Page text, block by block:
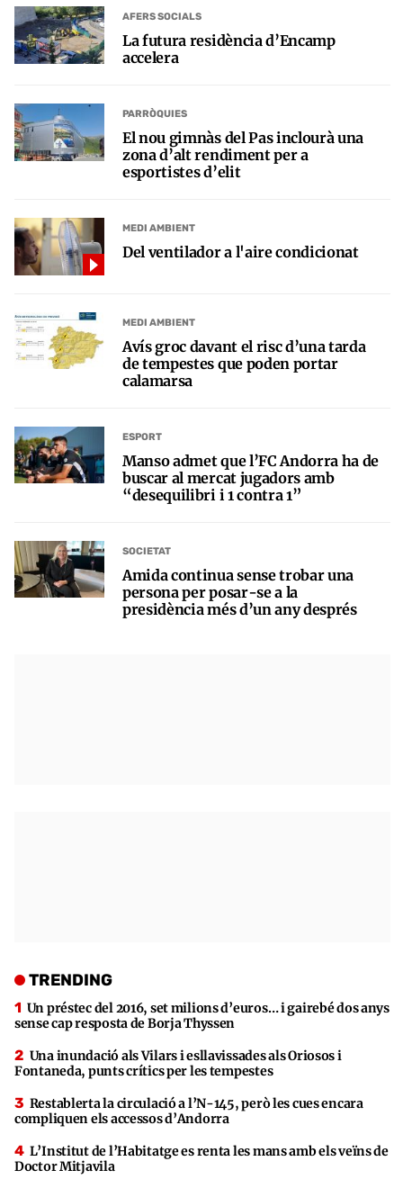
AFERS SOCIALS
La futura residència d’Encamp
accelera
PARRÒQUIES
El nou gimnàs del Pas inclourà una
zona d’alt rendiment per a
esportistes d’elit
MEDI AMBIENT
Del ventilador a l'aire condicionat
MEDI AMBIENT
Avís groc davant el risc d’una tarda
de tempestes que poden portar
calamarsa
ESPORT
Manso admet que l’FC Andorra ha de
buscar al mercat jugadors amb
“desequilibri i 1 contra 1”
SOCIETAT
Amida continua sense trobar una
persona per posar-se a la
presidència més d’un any després
TRENDING
Un préstec del 2016, set milions d’euros… i gairebé dos anys
sense cap resposta de Borja Thyssen
Una inundació als Vilars i esllavissades als Oriosos i
Fontaneda, punts crítics per les tempestes
Restablerta la circulació a l’N-145, però les cues encara
compliquen els accessos d’Andorra
L’Institut de l’Habitatge es renta les mans amb els veïns de
Doctor Mitjavila